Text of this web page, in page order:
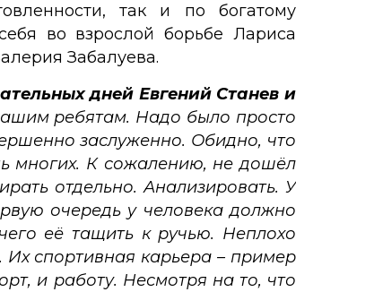
так и по богатому
во взрослой борьбе Лариса
Забалуева.
дней Евгений Станев и
ребятам. Надо было просто
заслуженно. Обидно, что
многих. К сожалению, не дошёл
отдельно. Анализировать. У
очередь у человека должно
её тащить к ручью. Неплохо
спортивная карьера – пример
и работу. Несмотря на то, что